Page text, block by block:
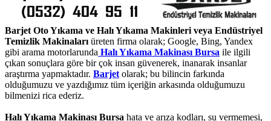
Barjet Oto Yıkama ve Halı Yıkama Makinleri veya Endüstriyel
Temizlik Makinalarıüreten firma olarak; Google, Bing, Yandex
gibi arama motorlarunda Halı Yıkama Makinası Bursa ile ilgili
çıkan sonuçlara göre bir çok insan güvenerek, inanarak insanlar
araştırma yapmaktadır. Barjetolarak; bu bilincin farkında
olduğumuzu ve yazdığımız tüm içeriğin arkasında olduğumuzu
bilmenizi rica ederiz.
Halı Yıkama Makinası Bursa hata ve arıza kodları, su vermemesi,